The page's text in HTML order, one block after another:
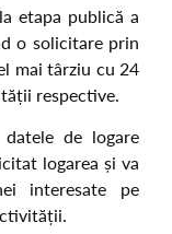
etapa publică a
o solicitare prin
mai târziu cu 24
respective.
de logare
logarea și va
interesate pe